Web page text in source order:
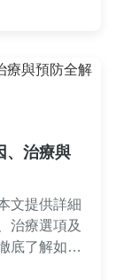
面了解結石
、治療與
文提供詳細
治療選項及
底了解如何